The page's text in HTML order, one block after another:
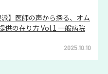
派】医師の声から探る、オム
供の在り方 Vol.1 一般病院
2025.10.10